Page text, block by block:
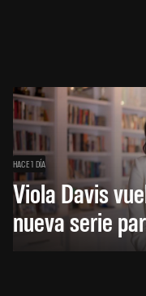
HACE 1 DÍA
Viola Davis
nueva serie